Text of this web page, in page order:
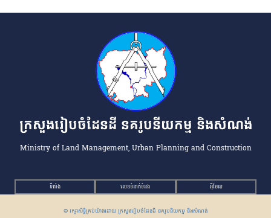
ក្រសួងរៀបចំដែនដី នគរូបនីយកម្ម និងសំណង់
Ministry of Land Management, Urban Planning and Construction
ទីតាំង លេខទំនាក់ទំនង អ៉ីមែល
© រក្សាសិទ្ធិគ្រប់យ៉ាងដោយ ក្រសួងរៀបចំដែនដី នគរូបនីយកម្ម និងសំណង់